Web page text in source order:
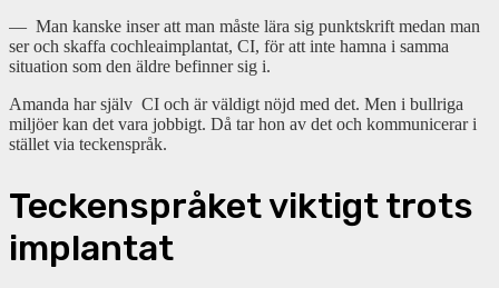
— Man kanske inser att man måste lära sig punktskrift medan man
ser och skaffa cochleaimplantat, CI, för att inte hamna i samma
situation som den äldre befinner sig i.
Amanda har själv CI och är väldigt nöjd med det. Men i bullriga
miljöer kan det vara jobbigt. Då tar hon av det och kommunicerar i
stället via teckenspråk.
Teckenspråket viktigt trots
implantat